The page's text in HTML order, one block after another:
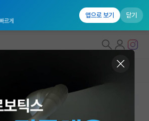
르게
앱으로 보기 닫기
제글입니다.
진학 고민